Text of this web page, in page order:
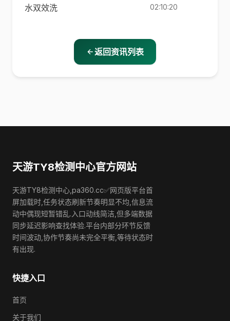
水双效洗
02:10:20
返回资讯列表
天游TY8检测中心官方网站
天游TY8检测中心,pa360.cc✅网页版平台首
屏加载时,任务状态刷新节奏明显不均,信息流
动中偶现短暂错乱.入口动线简洁,但多端数据
同步延迟影响查找体验.平台内部分环节反馈
时间波动,协作节奏尚未完全平衡,等待状态时
有出现.
快捷入口
首页
关于我们